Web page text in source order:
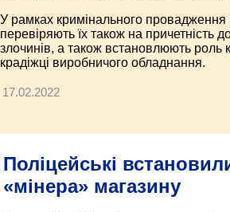
У рамках кримінального провадження
перевіряють їх також на причетність
злочинів, а також встановлюють роль
крадіжці виробничого обладнання.
17.02.2022
Поліцейські
«мінера» магазину